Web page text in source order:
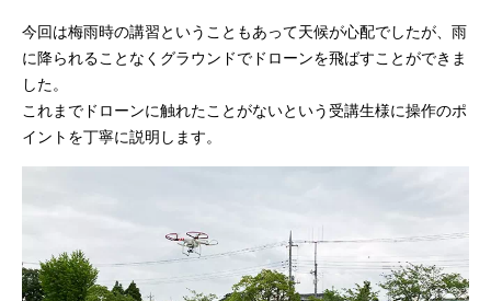
今回は梅雨時の講習ということもあって天候が心配でしたが、雨
に降られることなくグラウンドでドローンを飛ばすことができま
した。
これまでドローンに触れたことがないという受講生様に操作のポ
イントを丁寧に説明します。